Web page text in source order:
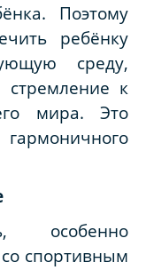
Поэтому
ребёнку
среду,
стремление к
мира. Это
особенно
спортивным